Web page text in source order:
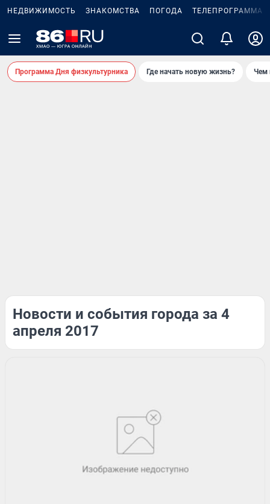
НЕДВИЖИМОСТЬ ЗНАКОМСТВА ПОГОДА ТЕЛЕПРОГРАММА
Программа Дня физкультурника Где начать новую жизнь? Чем
Новости и события города за 4
апреля 2017